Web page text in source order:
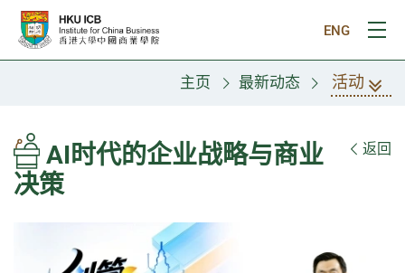
跳往主要内容
ENG
打
主页 最新动态 活动
AI时代的企业战略与商业
决策
返回